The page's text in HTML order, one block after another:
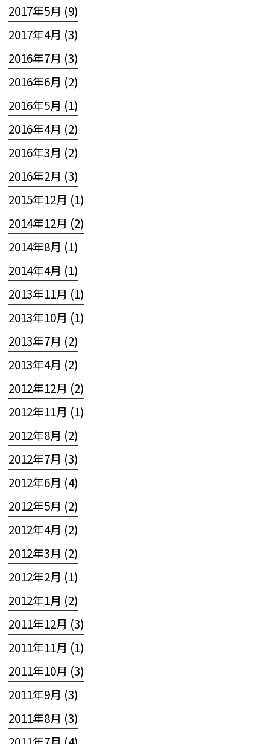
2017年5月 (9)
2017年4月 (3)
2016年7月 (3)
2016年6月 (2)
2016年5月 (1)
2016年4月 (2)
2016年3月 (2)
2016年2月 (3)
2015年12月 (1)
2014年12月 (2)
2014年8月 (1)
2014年4月 (1)
2013年11月 (1)
2013年10月 (1)
2013年7月 (2)
2013年4月 (2)
2012年12月 (2)
2012年11月 (1)
2012年8月 (2)
2012年7月 (3)
2012年6月 (4)
2012年5月 (2)
2012年4月 (2)
2012年3月 (2)
2012年2月 (1)
2012年1月 (2)
2011年12月 (3)
2011年11月 (1)
2011年10月 (3)
2011年9月 (3)
2011年8月 (3)